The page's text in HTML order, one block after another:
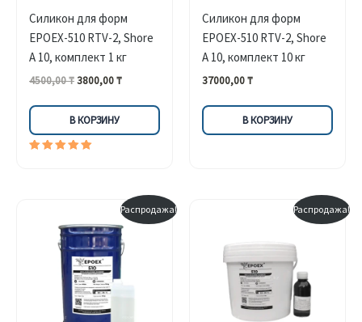
Силикон для форм
EPOEX-510 RTV-2, Shore
A 10, комплект 1 кг
4500,00₸Первоначальная
составляла
4500,00 ₸.
3800,00₸Текущая
3800,00 ₸.
В КОРЗИНУ
Силикон для форм
EPOEX-510 RTV-2, Shore
A 10, комплект 10 кг
37000,00₸
В КОРЗИНУ
Распродажа! Распродажа!